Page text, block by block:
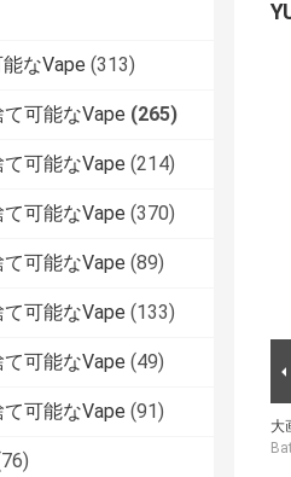
なVape (313)
可能なVape (265)
可能なVape (214)
可能なVape (370)
可能なVape (89)
可能なVape (133)
可能なVape (49)
可能なVape (91)
大